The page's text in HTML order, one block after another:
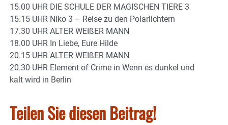
15.00 UHR DIE SCHULE DER MAGISCHEN TIERE 3
15.15 UHR Niko 3 – Reise zu den Polarlichtern
17.30 UHR ALTER WEIßER MANN
18.00 UHR In Liebe, Eure Hilde
20.15 UHR ALTER WEIßER MANN
20.30 UHR Element of Crime in Wenn es dunkel und
kalt wird in Berlin
Teilen Sie diesen Beitrag!